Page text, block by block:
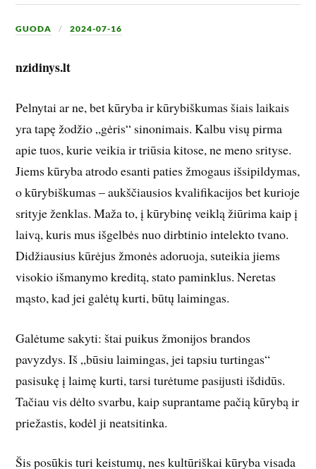
GUODA 2024-07-16
nzidinys.lt
Pelnytai ar ne, bet kūryba ir kūrybiškumas šiais laikais
yra tapę žodžio „gėris“ sinonimais. Kalbu visų pirma
apie tuos, kurie veikia ir triūsia kitose, ne meno srityse.
Jiems kūryba atrodo esanti paties žmogaus išsipildymas,
o kūrybiškumas – aukščiausios kvalifikacijos bet kurioje
srityje ženklas. Maža to, į kūrybinę veiklą žiūrima kaip į
laivą, kuris mus išgelbės nuo dirbtinio intelekto tvano.
Didžiausius kūrėjus žmonės adoruoja, suteikia jiems
visokio išmanymo kreditą, stato paminklus. Neretas
mąsto, kad jei galėtų kurti, būtų laimingas.
Galėtume sakyti: štai puikus žmonijos brandos
pavyzdys. Iš „būsiu laimingas, jei tapsiu turtingas“
pasisukę į laimę kurti, tarsi turėtume pasijusti išdidūs.
Tačiau vis dėlto svarbu, kaip suprantame pačią kūrybą ir
priežastis, kodėl ji neatsitinka.
Šis posūkis turi keistumų, nes kultūriškai kūryba visada